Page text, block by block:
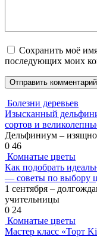
Сохранить моё
последующих моих
Болезни деревьев
Изысканный
сортов и
Дельфиниум –
0 46
Комнатые цветы
Как подобрать
— советы по выбору
1 сентября –
учительницы
0 24
Комнатые цветы
Мастер класс «Торт